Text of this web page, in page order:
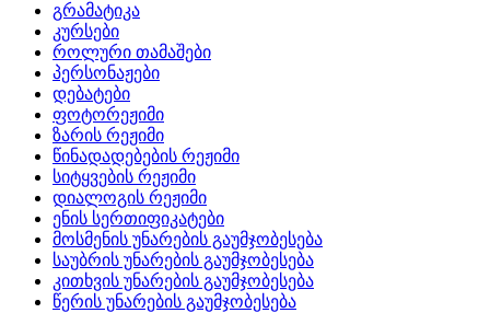
გრამატიკა
კურსები
როლური თამაშები
პერსონაჟები
დებატები
ფოტორეჟიმი
ზარის რეჟიმი
წინადადებების რეჟიმი
სიტყვების რეჟიმი
დიალოგის რეჟიმი
ენის სერთიფიკატები
მოსმენის უნარების გაუმჯობესება
საუბრის უნარების გაუმჯობესება
კითხვის უნარების გაუმჯობესება
წერის უნარების გაუმჯობესება